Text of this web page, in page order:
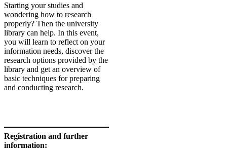
Starting your studies and
wondering how to research
properly? Then the university
library can help. In this event,
you will learn to reflect on your
information needs, discover the
research options provided by the
library and get an overview of
basic techniques for preparing
and conducting research.
Registration and further
information: